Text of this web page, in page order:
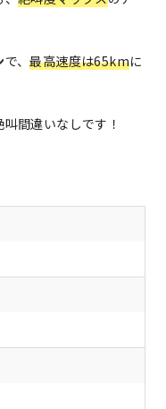
で、最高速度は65kmに
間違いなしです！